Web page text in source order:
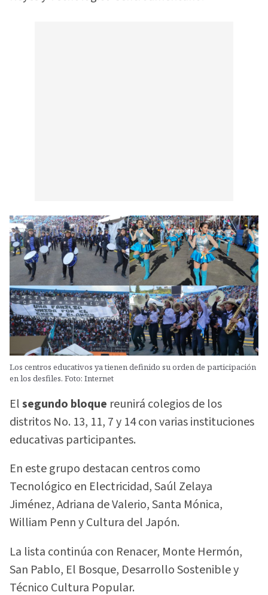
Los centros educativos ya tienen definido su orden de participación
en los desfiles. Foto: Internet
Elsegundo bloque reunirá colegios de los
distritos No. 13, 11, 7 y 14 con varias instituciones
educativas participantes.
En este grupo destacan centros como
Tecnológico en Electricidad, Saúl Zelaya
Jiménez, Adriana de Valerio, Santa Mónica,
William Penn y Cultura del Japón.
La lista continúa con Renacer, Monte Hermón,
San Pablo, El Bosque, Desarrollo Sostenible y
Técnico Cultura Popular.